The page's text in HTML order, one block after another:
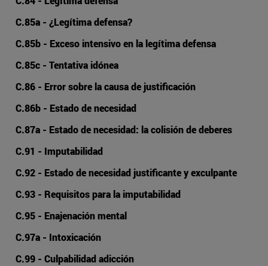
C.85a - ¿Legítima defensa?
C.85b - Exceso intensivo en la legítima defensa
C.85c - Tentativa idónea
C.86 - Error sobre la causa de justificación
C.86b - Estado de necesidad
C.87a - Estado de necesidad: la colisión de deberes
C.91 - Imputabilidad
C.92 - Estado de necesidad justificante y exculpante
C.93 - Requisitos para la imputabilidad
C.95 - Enajenación mental
C.97a - Intoxicación
C.99 - Culpabilidad adicción